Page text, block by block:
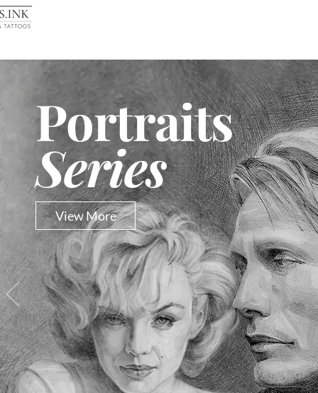
Portraits
Series
View More